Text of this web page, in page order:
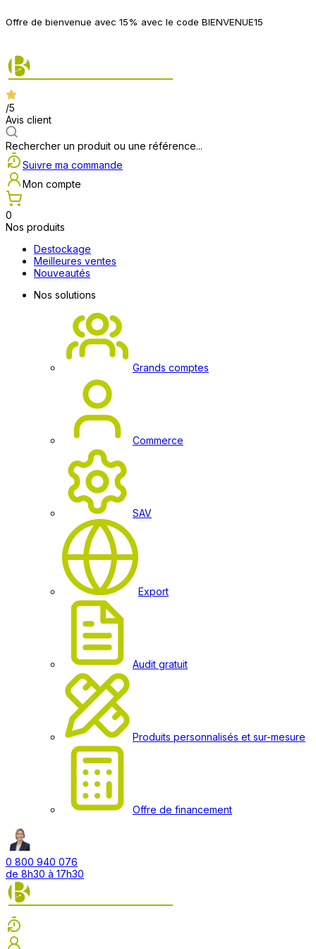
Offre de bienvenue avec 15% avec le code BIENVENUE15
/5
Avis client
Rechercher un produit ou une référence...
Suivre ma commande
Mon compte
0
Nos produits
Destockage
Meilleures ventes
Nouveautés
Nos solutions
Grands comptes
Commerce
SAV
Export
Audit gratuit
Produits personnalisés et sur-mesure
Offre de financement
0 800 940 076
de 8h30 à 17h30